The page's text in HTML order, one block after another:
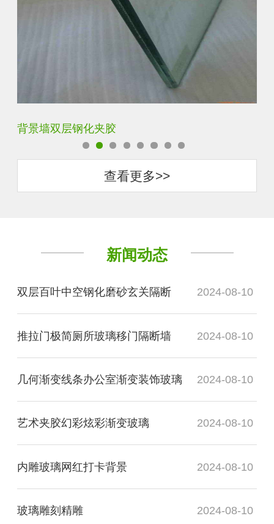
背景墙双层钢化夹胶
查看更多>>
新闻动态
双层百叶中空钢化磨砂玄关隔断 2024-08-10
推拉门极简厕所玻璃移门隔断墙 2024-08-10
几何渐变线条办公室渐变装饰玻璃 2024-08-10
艺术夹胶幻彩炫彩渐变玻璃 2024-08-10
内雕玻璃网红打卡背景 2024-08-10
玻璃雕刻精雕 2024-08-10